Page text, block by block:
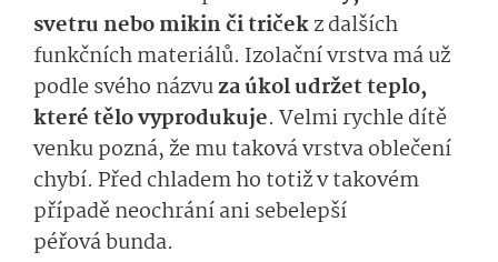
svetru nebo mikin či tričekz dalších
funkčních materiálů. Izolační vrstva má už
podle svého názvuza úkol udržet teplo,
které tělo vyprodukuje. Velmi rychle dítě
venku pozná, že mu taková vrstva oblečení
chybí. Před chladem ho totiž v takovém
případě neochrání ani sebelepší
péřová bunda.